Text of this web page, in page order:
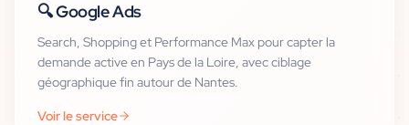
🔍Google Ads
Search, Shopping et Performance Max pour capter la
demande active en Pays de la Loire, avec ciblage
géographique fin autour de Nantes.
Voir le service